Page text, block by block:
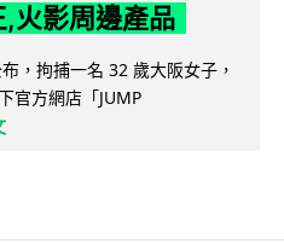
火影周邊產品
，拘捕一名 32 歲大阪女子，
官方網店「JUMP